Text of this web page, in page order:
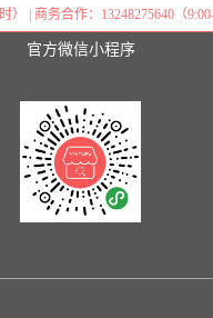
） | 商务合作：13248275640（
官方微信小程序